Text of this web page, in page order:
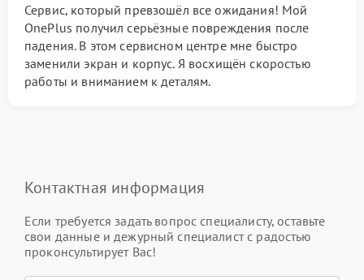
Сервис, который превзошёл все ожидания! Мой
OnePlus получил серьёзные повреждения после
падения. В этом сервисном центре мне быстро
заменили экран и корпус. Я восхищён скоростью
работы и вниманием к деталям.
Контактная информация
Если требуется задать вопрос специалисту, оставьте
свои данные и дежурный специалист с радостью
проконсультирует Вас!